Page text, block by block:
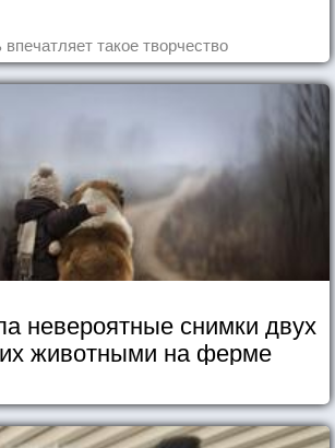
такое творчество
невероятные снимки двух
животными на ферме